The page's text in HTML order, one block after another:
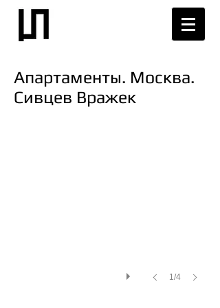
Апартаменты. Москва.
Сивцев Вражек
1/4